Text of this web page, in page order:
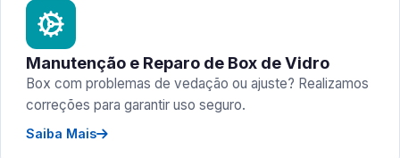
Manutenção e Reparo de Box de Vidro
Box com problemas de vedação ou ajuste? Realizamos
correções para garantir uso seguro.
Saiba Mais